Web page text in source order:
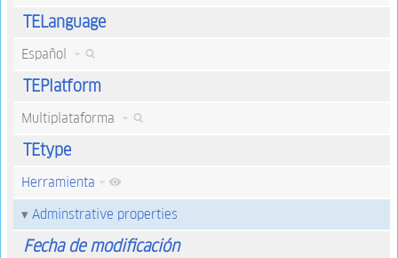
TELanguage
Español +
TEPlatform
Multiplataforma +
TEtype
Herramienta +
Adminstrative properties
Fecha de modificación